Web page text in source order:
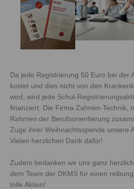
Da jede Registrierung 50 Euro bei der
kostet und dies nicht von den
wird, wird jede Schul-
finanziert. Die Firma Zahnen-Technik,
Rahmen der Berufsorientierung
Zuge ihrer Weihnachtsspende unsere
Vielen herzlichen Dank dafür!
Zudem bedanken wir uns ganz
dem Team der DKMS für einen
tolle Aktion!